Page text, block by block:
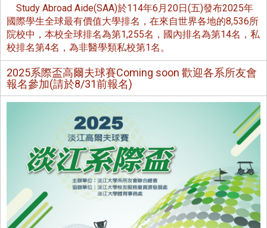
Study Abroad Aide(SAA)於114年6月20日(五)發布2025年
國際學生全球最有價值大學排名，在來自世界各地的8,536所
院校中，本校全球排名為第1,255名，國內排名為第14名，私
校排名第4名，為非醫學類私校第1名。
2025系際盃高爾夫球賽Coming soon 歡迎各系所友會
報名參加(請於8/31前報名)